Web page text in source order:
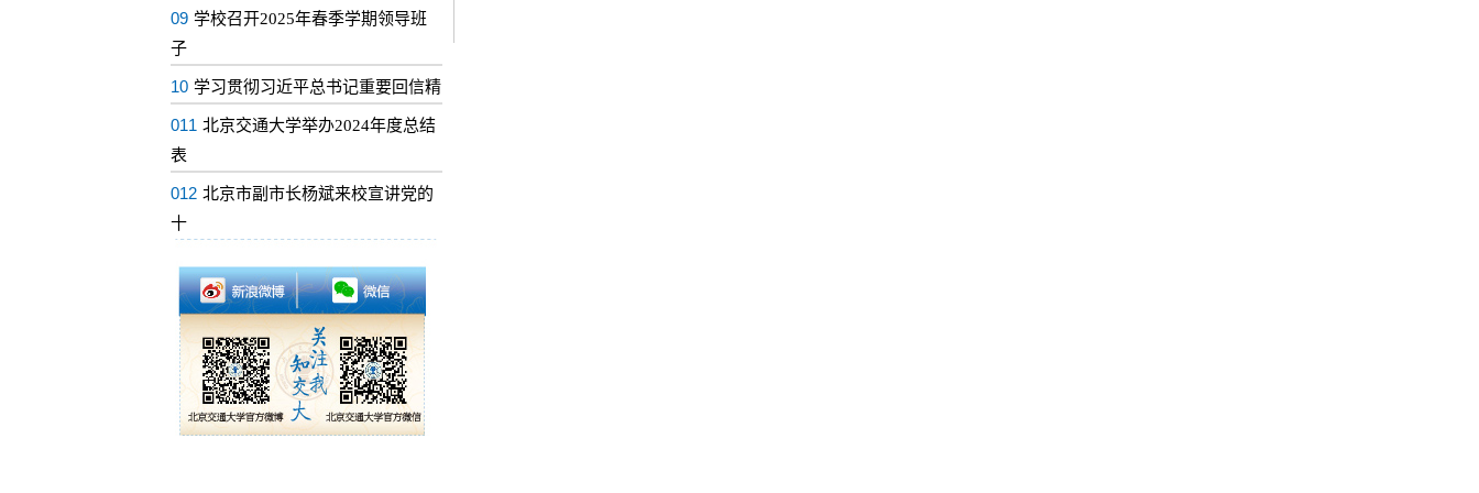
09 学校召开2025年春季学期领导班
子
10 学习贯彻习近平总书记重要回信精
011 北京交通大学举办2024年度总结
表
012 北京市副市长杨斌来校宣讲党的
十